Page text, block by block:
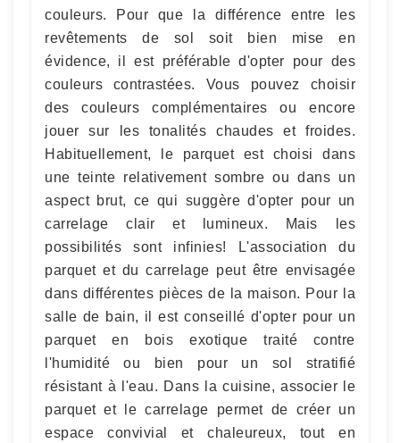
couleurs. Pour que la différence entre les
revêtements de sol soit bien mise en
évidence, il est préférable d'opter pour des
couleurs contrastées. Vous pouvez choisir
des couleurs complémentaires ou encore
jouer sur les tonalités chaudes et froides.
Habituellement, le parquet est choisi dans
une teinte relativement sombre ou dans un
aspect brut, ce qui suggère d'opter pour un
carrelage clair et lumineux. Mais les
possibilités sont infinies! L'association du
parquet et du carrelage peut être envisagée
dans différentes pièces de la maison. Pour la
salle de bain, il est conseillé d'opter pour un
parquet en bois exotique traité contre
l'humidité ou bien pour un sol stratifié
résistant à l'eau. Dans la cuisine, associer le
parquet et le carrelage permet de créer un
espace convivial et chaleureux, tout en